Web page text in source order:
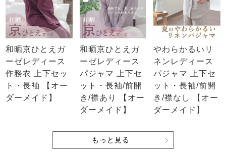
和晒京ひとえガ
ーゼレディース
作務衣 上下セッ
ト・長袖 【オー
ダーメイド】
和晒京ひとえガ
ーゼレディース
パジャマ 上下セ
ット・長袖/前開
き/襟あり 【オー
ダーメイド】
やわらかるいリ
ネンレディース
パジャマ 上下セ
ット・長袖/前開
き/襟なし 【オー
ダーメイド】
もっと見る